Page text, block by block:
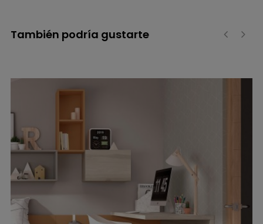
También podría gustarte